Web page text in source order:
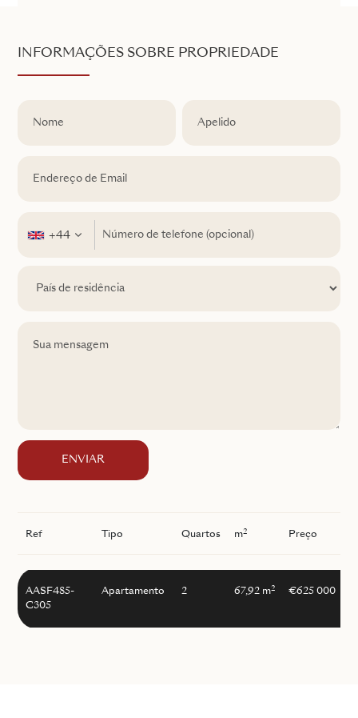
INFORMAÇÕES SOBRE PROPRIEDADE
+44
ENVIAR
Ref Tipo Quartos m2 Preço
AASF485-
C305
Apartamento 2 67,92 m2 €625 000